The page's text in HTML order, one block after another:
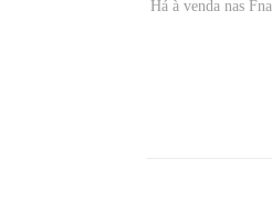
Há à venda nas